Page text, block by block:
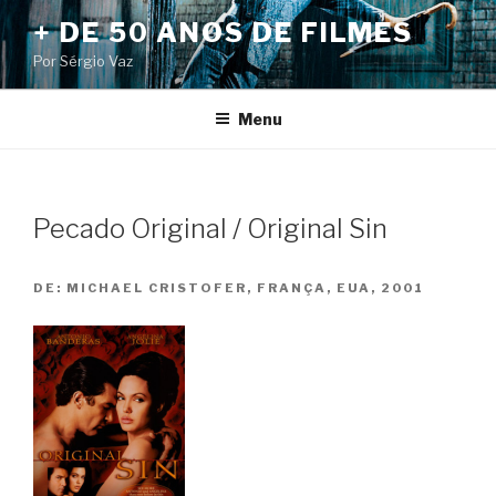
Pular
para
o
conteúdo
+ DE 50 ANOS DE FILMES
Por Sérgio Vaz
Menu
Pecado Original / Original Sin
DE: MICHAEL CRISTOFER, FRANÇA, EUA, 2001